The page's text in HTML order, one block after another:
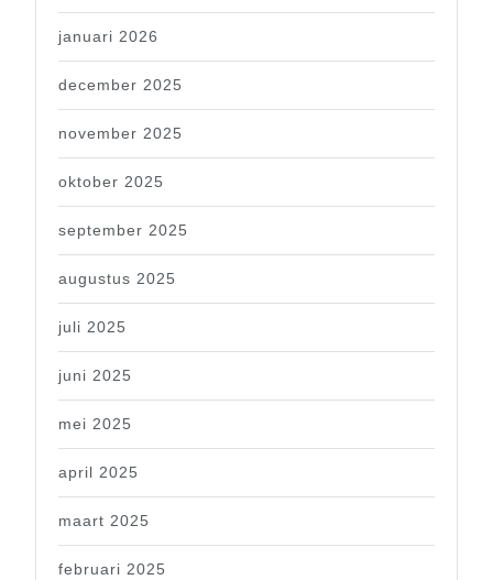
januari 2026
december 2025
november 2025
oktober 2025
september 2025
augustus 2025
juli 2025
juni 2025
mei 2025
april 2025
maart 2025
februari 2025